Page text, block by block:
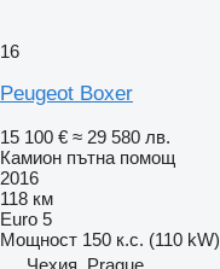
16
Peugeot Boxer
15 100 € ≈ 29 580 лв.
Камион пътна помощ
2016
118 км
Euro 5
Мощност 150 к.с. (110 kW)
Чехия, Prague